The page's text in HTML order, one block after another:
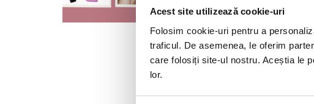
Acest site utilizează cookie-uri
Folosim cookie-uri pentru a
traficul. De asemenea, le oferim
care folosiți site-ul nostru. Aceștia le
lor.